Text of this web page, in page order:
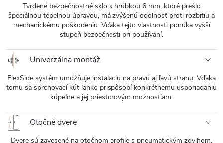
Tvrdené bezpečnostné sklo s hrúbkou 6 mm, ktoré prešlo
špeciálnou tepelnou úpravou, má zvýšenú odolnosť proti rozbitiu a
mechanickému poškodeniu. Vďaka tejto vlastnosti ponúka vyšší
stupeň bezpečnosti pri používaní.
Univerzálna montáž
FlexSide systém umožňuje inštaláciu na pravú aj ľavú stranu. Vďaka
tomu sa sprchovací kút ľahko prispôsobí konkrétnemu usporiadaniu
kúpeľne a jej priestorovým možnostiam.
Otočné dvere
Dvere sú zavesené na otočnom profile s pneumatickým zdvihom,